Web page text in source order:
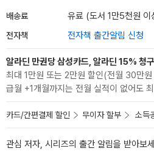
배송료 유료 (도서 1만5천원 이
전자책 전자책 출간알림 신청
알라딘 만권당 삼성카드, 알라딘 15% 청
최대 1만원 또는 2만원 할인(전월 30만
급월 +1개월까지는 전월 실적이 없어도
카드/간편결제 할인 무이자 할부 소득
관심 저자, 시리즈의 출간 알림을 받아보